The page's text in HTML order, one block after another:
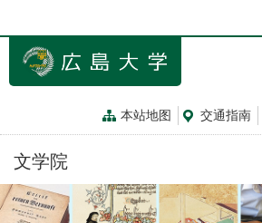
ン
動
本站地图 交通指南
文学院